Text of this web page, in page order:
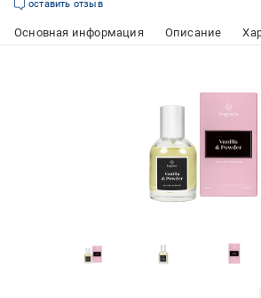
оставить отзыв
Основная информация Описание